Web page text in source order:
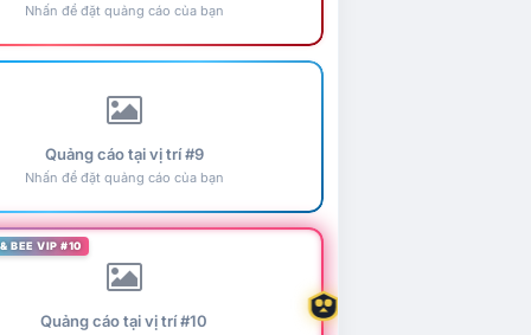
Nhấn để đặt quảng cáo của bạn
Quảng cáo tại vị trí #9
Nhấn để đặt quảng cáo của bạn
BEE VIP #10
Quảng cáo tại vị trí #10